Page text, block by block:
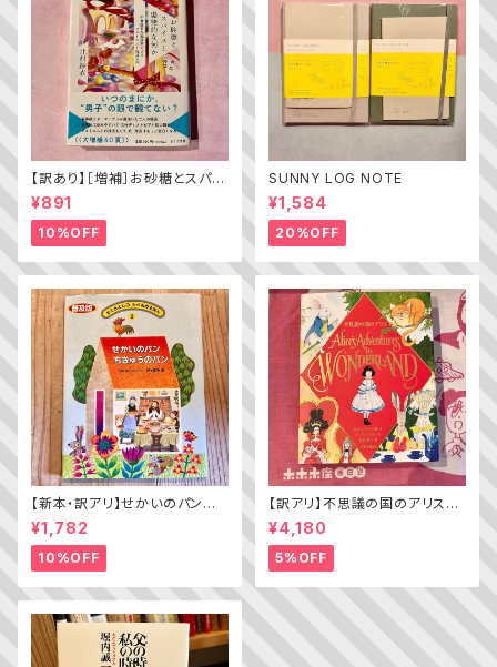
【訳あり】［増補］お砂糖とスパイ
スと爆発的な何か ——不真面
目な批評家によるフェミニスト批
評入門
¥891
10%OFF
SUNNY LOG NOTE
¥1,584
20%OFF
【新本・訳アリ】せかいのパン
ちきゅうのパン（普及版 かこさ
¥1,782
10%OFF
【訳アリ】不思議の国のアリス（A
lice’s Adventures in WOND
ERLAND）
¥4,180
5%OFF